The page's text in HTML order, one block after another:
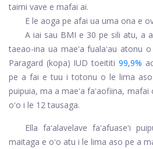
taimi vave e mafai ai.
E le aoga pe afai ua uma ona e
A iai sau BMI e 30 pe sili atu, a
taeao-ina ua maeʻa fualaʻau atonu
Paragard (kopa) IUD toeititi 99,9%
pe a fai e tuu i totonu o le lima aso
puipuia, ma a maeʻa faʻaofiina,
oʻo i le 12 tausaga.
Ella faʻalavelave faʻafuaseʻi
maitaga e oʻo atu i le lima aso pe a